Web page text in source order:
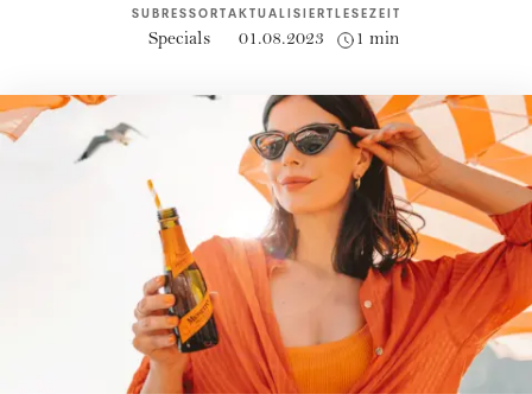
SUBRESSORT
Specials
AKTUALISIERT
01.08.2023
LESEZEIT
1 min